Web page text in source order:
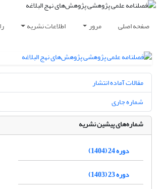
صفحه اصلی مرور اطلاعات نشریه
مقالات آماده انتشار
شماره جاری
شماره‌های پیشین نشریه
دوره 24 (1404)
دوره 23 (1403)